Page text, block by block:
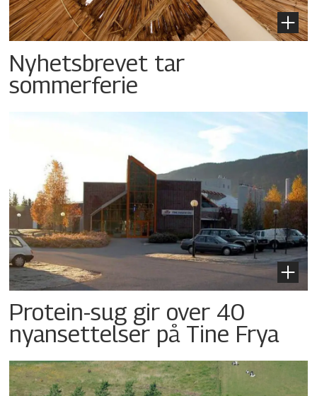
Nyhetsbrevet tar
sommerferie
Protein-sug gir over 40
nyansettelser på Tine Frya